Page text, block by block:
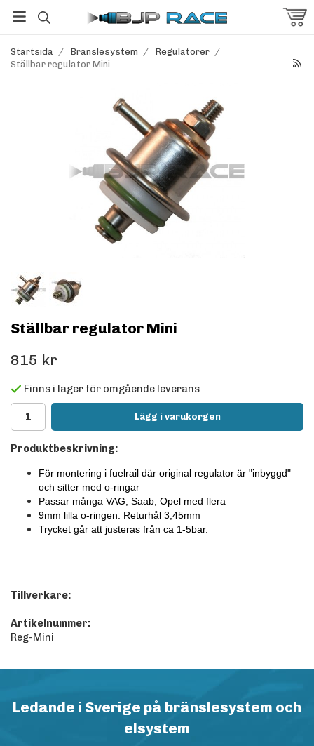
Startsida / Bränslesystem / Regulatorer /
Ställbar regulator Mini
Ställbar regulator Mini
815 kr
Finns i lager för omgående leverans
Lägg i varukorgen
Produktbeskrivning:
För montering i fuelrail där original regulator är "inbyggd"
och sitter med o-ringar
Passar många VAG, Saab, Opel med flera
9mm lilla o-ringen. Returhål 3,45mm
Trycket går att justeras från ca 1-5bar.
Tillverkare:
Artikelnummer:
Reg-Mini
Ledande i Sverige på bränslesystem och
elsystem